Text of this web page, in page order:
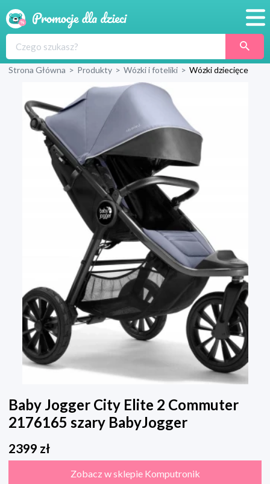
Produkty
Sklepy
Blog
Wyprawka
Strona Główna > Produkty > Wózki i foteliki > Wózki dziecięce
Baby Jogger City Elite 2 Commuter
2176165 szary BabyJogger
2399 zł
Zobacz w sklepie Komputronik